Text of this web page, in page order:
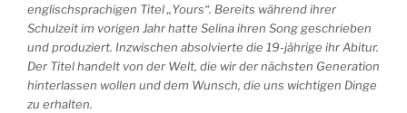
englischsprachigen Titel „Yours“. Bereits während ihrer
Schulzeit im vorigen Jahr hatte Selina ihren Song geschrieben
und produziert. Inzwischen absolvierte die 19-jährige ihr Abitur.
Der Titel handelt von der Welt, die wir der nächsten Generation
hinterlassen wollen und dem Wunsch, die uns wichtigen Dinge
zu erhalten.